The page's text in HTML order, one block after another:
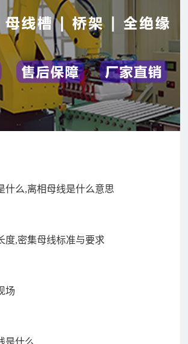
什么,离相母线是什么意思
度,密集母线标准与要求
场
是什么